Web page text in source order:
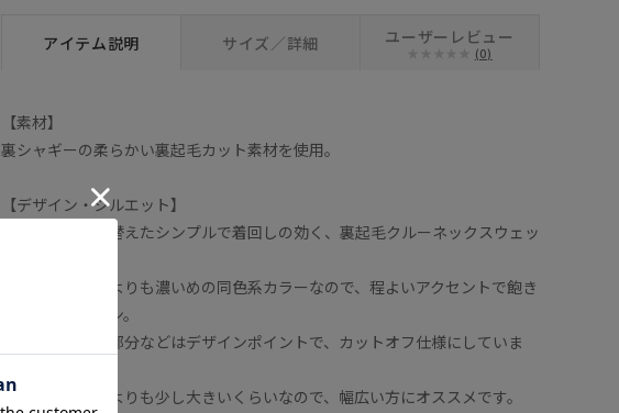
アイテム説明 サイズ／詳細 ユーザーレビュー
(0)
【素材】
裏シャギーの柔らかい裏起毛カット素材を使用。
【デザイン・シルエット】
脇をリブで切り替えたシンプルで着回しの効く、裏起毛クルーネックスウェッ
リブ部分は本体よりも濃いめの同色系カラーなので、程よいアクセントで飽き
のこないデザイン。
肩線や脇の切替部分などはデザインポイントで、カットオフ仕様にしていま
サイズ感は普通よりも少し大きいくらいなので、幅広い方にオススメです。